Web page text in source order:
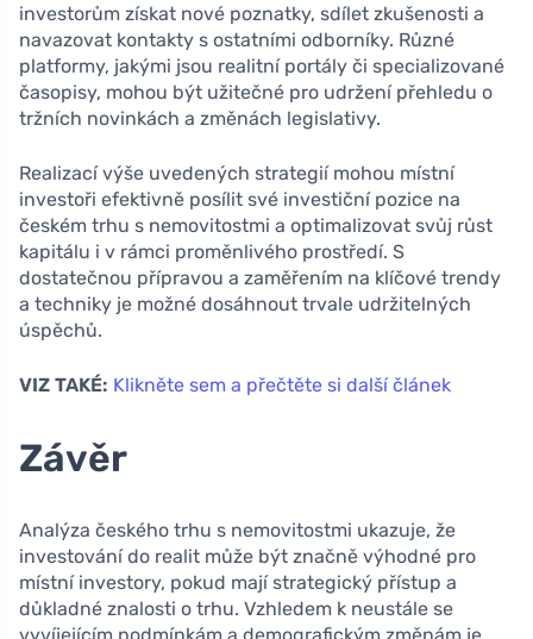
investorům získat nové poznatky, sdílet zkušenosti a
navazovat kontakty s ostatními odborníky. Různé
platformy, jakými jsou realitní portály či specializované
časopisy, mohou být užitečné pro udržení přehledu o
tržních novinkách a změnách legislativy.
Realizací výše uvedených strategií mohou místní
investoři efektivně posílit své investiční pozice na
českém trhu s nemovitostmi a optimalizovat svůj růst
kapitálu i v rámci proměnlivého prostředí. S
dostatečnou přípravou a zaměřením na klíčové trendy
a techniky je možné dosáhnout trvale udržitelných
úspěchů.
VIZ TAKÉ: Klikněte sem a přečtěte si další článek
Závěr
Analýza českého trhu s nemovitostmi ukazuje, že
investování do realit může být značně výhodné pro
místní investory, pokud mají strategický přístup a
důkladné znalosti o trhu. Vzhledem k neustále se